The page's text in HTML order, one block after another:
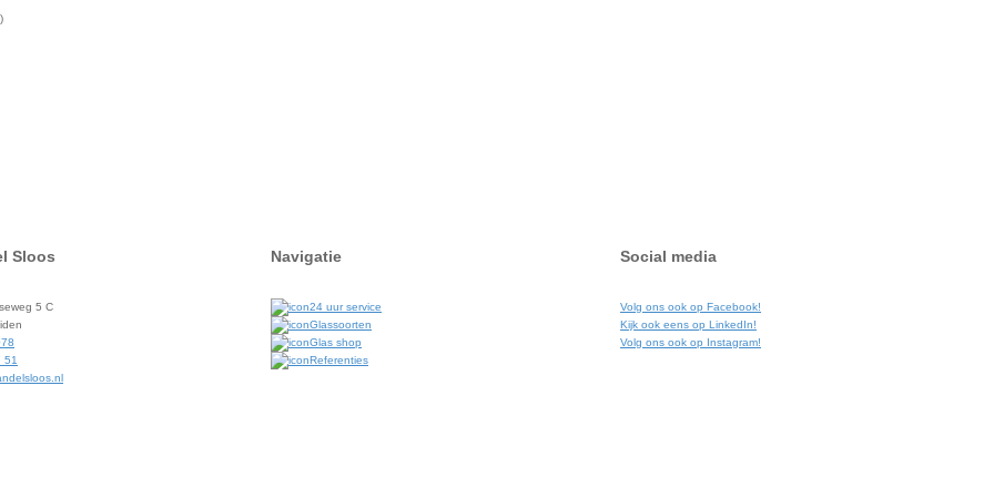
Sloos
5 C
51
Navigatie
24 uur service
Glassoorten
Glas shop
Referenties
Social media
Volg ons ook op Facebook!
Kijk ook eens op LinkedIn!
Volg ons ook op Instagram!